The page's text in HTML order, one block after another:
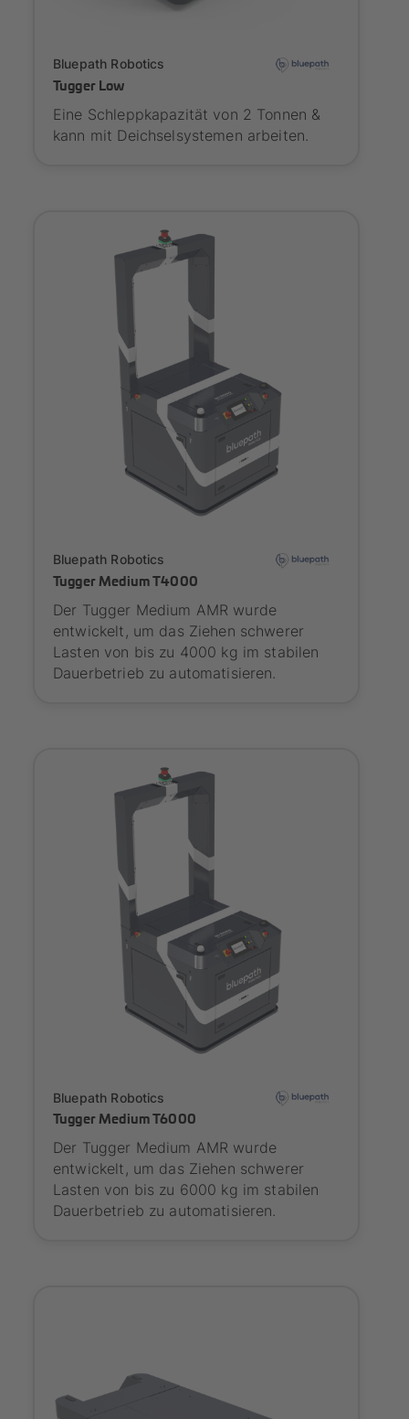
Bluepath Robotics
Tugger Low
Eine Schleppkapazität von 2 Tonnen &
kann mit Deichselsystemen arbeiten.
Bluepath Robotics
Tugger Medium T4000
Der Tugger Medium AMR wurde
entwickelt, um das Ziehen schwerer
Lasten von bis zu 4000 kg im stabilen
Dauerbetrieb zu automatisieren.
Bluepath Robotics
Tugger Medium T6000
Der Tugger Medium AMR wurde
entwickelt, um das Ziehen schwerer
Lasten von bis zu 6000 kg im stabilen
Dauerbetrieb zu automatisieren.